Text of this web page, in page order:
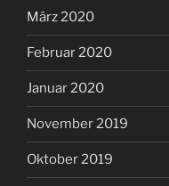
März 2020
Februar 2020
Januar 2020
November 2019
Oktober 2019